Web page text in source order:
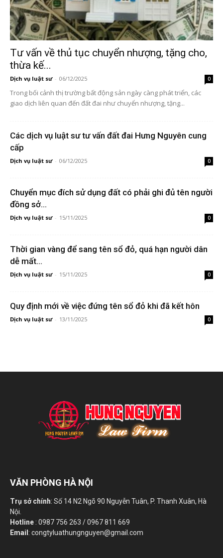
Tư vấn về thủ tục chuyển nhượng, tặng cho,
thừa kế...
Dịch vụ luật sư - 06/12/2025 0
Trong bối cảnh thị trường bất động sản ngày càng phát triển, các
giao dịch liên quan đến đất đai như chuyển nhượng, tặng...
Các dịch vụ luật sư tư vấn đất đai Hưng Nguyên cung
cấp
Dịch vụ luật sư - 06/12/2025 0
Chuyển mục đích sử dụng đất có phải ghi đủ tên người
đồng sở...
Dịch vụ luật sư - 15/11/2025 0
Thời gian vàng để sang tên sổ đỏ, quá hạn người dân
dễ mất...
Dịch vụ luật sư - 15/11/2025 0
Quy định mới về việc đứng tên sổ đỏ khi đã kết hôn
Dịch vụ luật sư - 13/11/2025 0
VĂN PHÒNG HÀ NỘI
Trụ sở chính: Số 14 N2 Ngõ 90 Nguyễn Tuân, P. Thanh Xuân, Hà
Nội.
Hotline : 0987 756 263 / 0967 811 669
Email : congtyluathungnguyen@gmail.com